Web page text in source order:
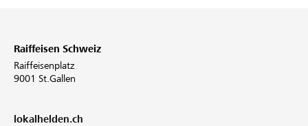
Raiffeisen Schweiz
Raiffeisenplatz
9001 St.Gallen
lokalhelden.ch